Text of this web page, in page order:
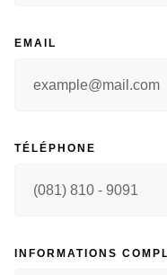
EMAIL
TÉLÉPHONE
INFORMATIONS